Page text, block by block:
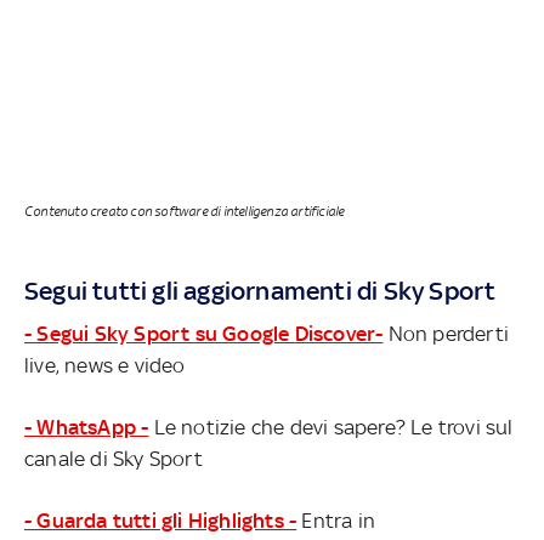
Contenuto creato con software di intelligenza artificiale
Segui tutti gli aggiornamenti di Sky Sport
- Segui Sky Sport su Google Discover- Non perderti
live, news e video
- WhatsApp - Le notizie che devi sapere? Le trovi sul
canale di Sky Sport
- Guarda tutti gli Highlights - Entra in